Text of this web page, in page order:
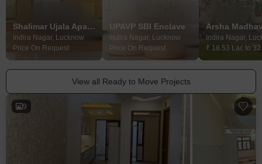
Shalimar Ujala Apartment
Indira Nagar, Lucknow
Price On Request
UPAVP SBI Enclave
Indira Nagar, Lucknow
Price On Request
Indira Nagar,
₹ 18.53 Lac to
View all Ready to Move Projects
9